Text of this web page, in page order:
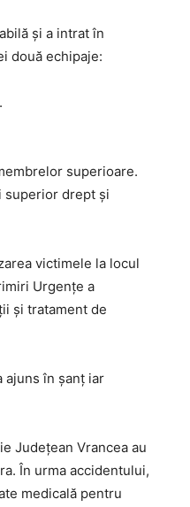
și a intrat în
două echipaje:
superioare.
superior drept și
victimele la locul
Urgențe a
și tratament de
ajuns în șanț iar
Județean Vrancea au
În urma accidentului,
medicală pentru